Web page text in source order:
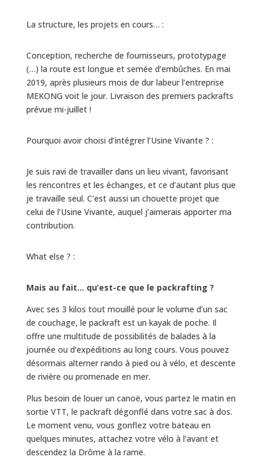
La structure, les projets en cours… :
Conception, recherche de fournisseurs, prototypage
(…) la route est longue et semée d’embûches. En mai
2019, après plusieurs mois de dur labeur l’entreprise
MEKONG voit le jour. Livraison des premiers packrafts
prévue mi-juillet !
Pourquoi avoir choisi d’intégrer l’Usine Vivante ? :
Je suis ravi de travailler dans un lieu vivant, favorisant
les rencontres et les échanges, et ce d’autant plus que
je travaille seul. C’est aussi un chouette projet que
celui de l’Usine Vivante, auquel j’aimerais apporter ma
contribution.
What else ? :
Mais au fait… qu’est-ce que le packrafting ?
Avec ses 3 kilos tout mouillé pour le volume d’un sac
de couchage, le packraft est un kayak de poche. Il
offre une multitude de possibilités de balades à la
journée ou d’expéditions au long cours. Vous pouvez
désormais alterner rando à pied ou à vélo, et descente
de rivière ou promenade en mer.
Plus besoin de louer un canoë, vous partez le matin en
sortie VTT, le packraft dégonflé dans votre sac à dos.
Le moment venu, vous gonflez votre bateau en
quelques minutes, attachez votre vélo à l’avant et
descendez la Drôme à la rame.